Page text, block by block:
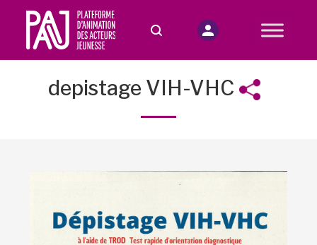
depistage VIH-VHC